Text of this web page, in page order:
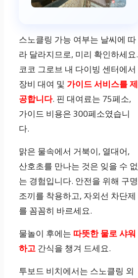
스노클링 가능 여부는 날씨에 따
라 달라지므로, 미리 확인하세요.
코코 그로브 내 다이빙 센터에서
장비 대여 및 가이드 서비스를 제
공합니다. 핀 대여료는 75페소,
가이드 비용은 300페소였습니
다.
맑은 물속에서 거북이, 열대어,
산호초를 만나는 것은 잊을 수 없
는 경험입니다. 안전을 위해 구명
조끼를 착용하고, 자외선 차단제
를 꼼꼼히 바르세요.
물놀이 후에는 따뜻한 물로 샤워
하고 간식을 챙겨 드세요.
투보드 비치에서는 스노클링 외